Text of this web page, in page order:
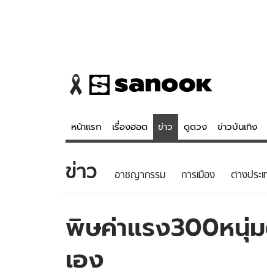
หน้าแรก เรื่องฮอต ข่าว ดูดวง ข่าวบันเทิง
ข่าว
ข่าวบันเทิง
ข่าวกีฬา
ดูดวง
สถิติหวยไ
ข่าว อาชญากรรม การเมือง ต่างประเ
พิษค่าแรง300หนุ่
เอง